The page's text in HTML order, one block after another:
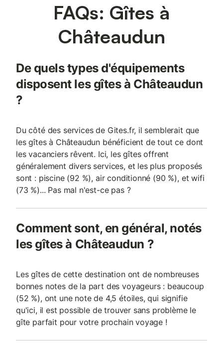
FAQs: Gîtes à
Châteaudun
De quels types d'équipements
disposent les gîtes à Châteaudun
?
Du côté des services de Gites.fr, il semblerait que
les gîtes à Châteaudun bénéficient de tout ce dont
les vacanciers rêvent. Ici, les gîtes offrent
généralement divers services, et les plus proposés
sont : piscine (92 %), air conditionné (90 %), et wifi
(73 %)... Pas mal n'est-ce pas ?
Comment sont, en général, notés
les gîtes à Châteaudun ?
Les gîtes de cette destination ont de nombreuses
bonnes notes de la part des voyageurs : beaucoup
(52 %), ont une note de 4,5 étoiles, qui signifie
qu'ici, il est possible de trouver sans problème le
gîte parfait pour votre prochain voyage !